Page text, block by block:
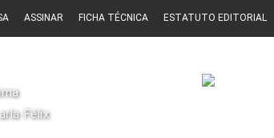
ASSINAR FICHA TÉCNICA ESTATUTO EDITORIAL
Félix